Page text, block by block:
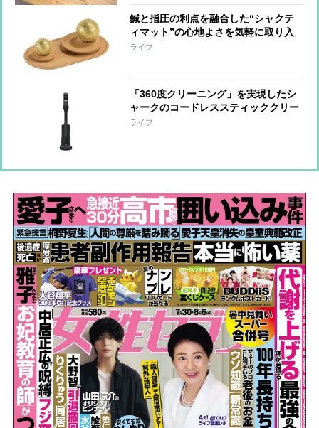
鍼と指圧の利点を融合した“シャクテ
ィマット”の心地よさを気軽に取り入
れられる『ワンダーボール セット』
ライフ
「360度クリーニング」を実現したシ
ャークのコードレススティッククリー
ナー 強い吸引力とヘッドの密着性で
ライフ